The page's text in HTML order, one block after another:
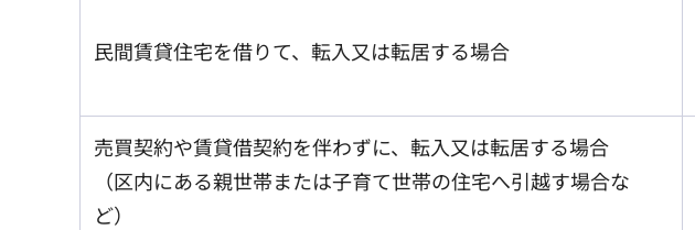
民間賃貸住宅を借りて、転入又は転居する場合
売買契約や賃貸借契約を伴わずに、転入又は転居する場合
（区内にある親世帯または子育て世帯の住宅へ引越す場合な
ど）